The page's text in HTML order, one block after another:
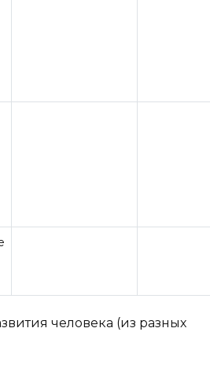
человека (из разных